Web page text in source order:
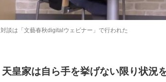
対談は「文藝春秋digitalウェビナー」で行われた
天皇家は自ら手を挙げない限り状況